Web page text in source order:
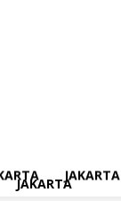
JAKARTA
JAKARTA